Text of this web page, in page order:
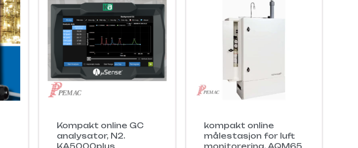
Kompakt online GC
analysator, N2.
kompakt online
målestasjon for luft